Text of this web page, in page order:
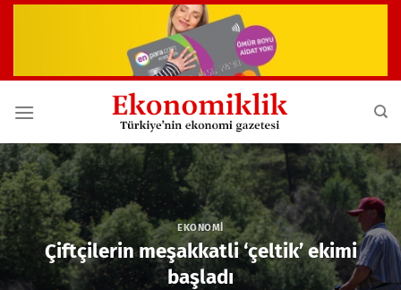
EKONOMI
Çiftçilerin meşakkatli ‘çeltik’ ekimi
başladı